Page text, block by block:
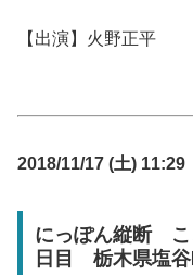
【出演】火野正平
2018/11/17 (土) 11:29
にっぽん縦断 こ
日目 栃木県塩